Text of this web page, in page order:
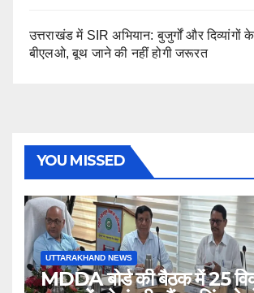
उत्तराखंड में SIR अभियान: बुजुर्गों और दिव्यांगों
बीएलओ, बूथ जाने की नहीं होगी जरूरत
YOU MISSED
UTTARAKHAND NEWS
MDDA बोर्ड की बैठक में 25